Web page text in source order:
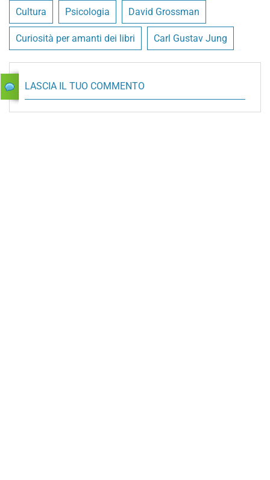
Cultura Psicologia David Grossman
Curiosità per amanti dei libri Carl Gustav Jung
LASCIA IL TUO COMMENTO